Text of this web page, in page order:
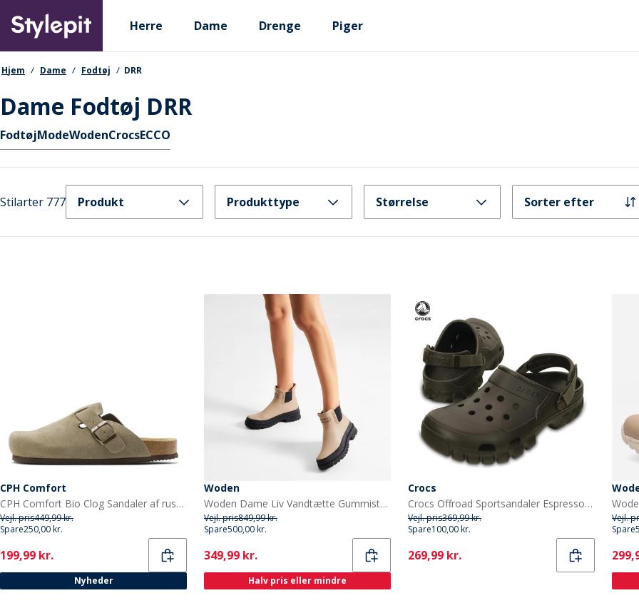
main
content
Primary departments
Herre Dame Drenge Piger
navigationssti
Hjem Dame Fodtøj DRR
Dame Fodtøj DRR
Hurtige links
FodtøjModeWodenCrocsECCO
Stilarter 777 Produkt Produkttype Størrelse Sorter efter
CPH Comfort
CPH Comfort Bio Clog Sandaler af ruskind Taupe
Vejl. pris449,99 kr.
Spare250,00 kr.
Current
199,99 kr.
Nyheder
Woden
Woden Dame Liv Vandtætte Gummistøvler 852 Coffee Cream
Vejl. pris849,99 kr.
Spare500,00 kr.
Current
349,99 kr.
Halv pris eller mindre
Crocs
Crocs Offroad Sportsandaler Espresso/Valnød
Vejl. pris369,99 kr.
Spare100,00 kr.
Current
269,99 kr.
Vejl.
Spare